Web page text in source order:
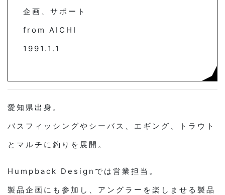
企画、サポート
from AICHI
1991.1.1
愛知県出身。
バスフィッシングやシーバス、エギング、トラウト
とマルチに釣りを展開。
Humpback Designでは営業担当。
製品企画にも参加し、アングラーを楽しませる製品